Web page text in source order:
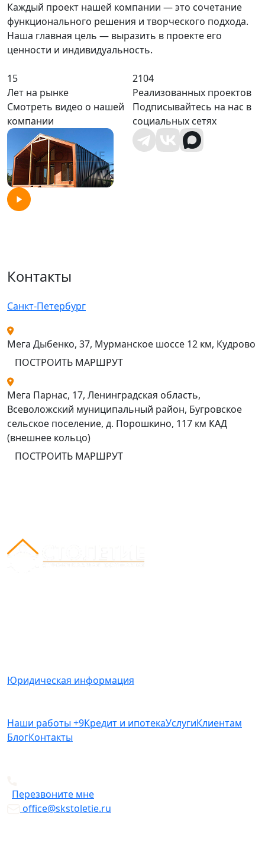
Каждый проект нашей компании — это сочетание
функционального решения и творческого подхода.
Наша главная цель — выразить в проекте его
ценности и индивидуальность.
15
Лет на рынке
2104
Реализованных проектов
Смотреть видео о нашей
компании
Подписывайтесь на нас в
социальных сетях
Контакты
Санкт-Петербург
Мега Дыбенко, 37, Мурманское шоссе 12 км, Кудрово
ПОСТРОИТЬ МАРШРУТ
Мега Парнас, 17, Ленинградская область,
Всеволожский муниципальный район, Бугровское
сельское поселение, д. Порошкино, 117 км КАД
(внешнее кольцо)
ПОСТРОИТЬ МАРШРУТ
Юридическая информация
Наши работы +9Кредит и ипотекаУслугиКлиентам
БлогКонтакты
Перезвоните мне
office@skstoletie.ru